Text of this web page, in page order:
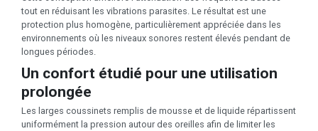
tout en réduisant les vibrations parasites. Le résultat est une
protection plus homogène, particulièrement appréciée dans les
environnements où les niveaux sonores restent élevés pendant de
longues périodes.
Un confort étudié pour une utilisation
prolongée
Les larges coussinets remplis de mousse et de liquide répartissent
uniformément la pression autour des oreilles afin de limiter les